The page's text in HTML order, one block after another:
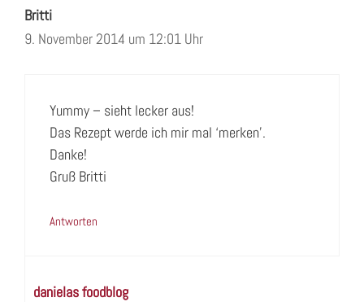
Britti
9. November 2014 um 12:01 Uhr
Yummy – sieht lecker aus!
Das Rezept werde ich mir mal ‘merken’.
Danke!
Gruß Britti
Antworten
danielas foodblog